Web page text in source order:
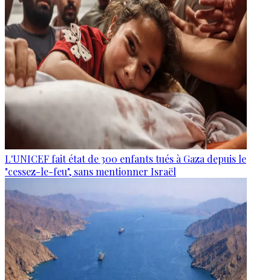
L'UNICEF fait état de 300 enfants tués à Gaza depuis le
"cessez-le-feu", sans mentionner Israël